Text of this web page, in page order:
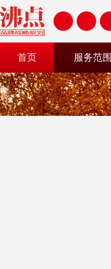
首页 服务范围